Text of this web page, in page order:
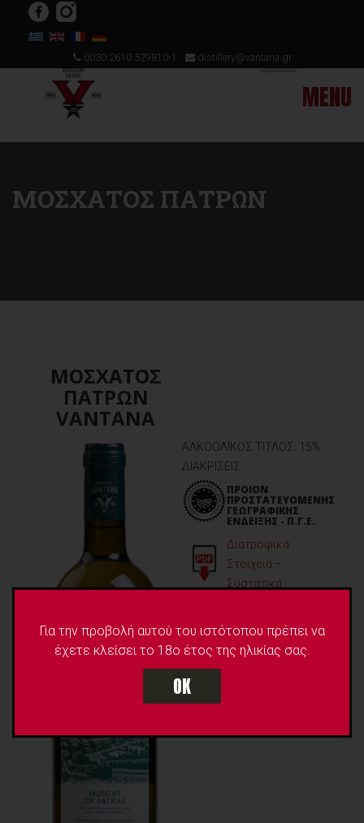
Για την προβολή αυτού του ιστότοπου πρέπει να
έχετε κλείσει το 18ο έτος της ηλικίας σας.
OK
0030 2610 529810-1 distillery@vantana.gr
ΜΟΣΧΑΤΟΣ ΠΑΤΡΩΝ
ΜΟΣΧΑΤΟΣ
ΠΑΤΡΩΝ
VANTANA
ΑΛΚΟΟΛΙΚΟΣ ΤΙΤΛΟΣ: 15%
ΔΙΑΚΡΙΣΕΙΣ:
ΠΡΟΙΟΝ
ΠΡΟΣΤΑΤΕΥΟΜΕΝΗΣ
ΓΕΩΓΡΑΦΙΚΗΣ
ΕΝΔΕΙΞΗΣ - Π.Γ.Ε.
Διατροφικά
Στοιχεία –
Συστατικά